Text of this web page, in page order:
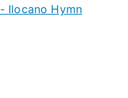
Ilocano Hymn